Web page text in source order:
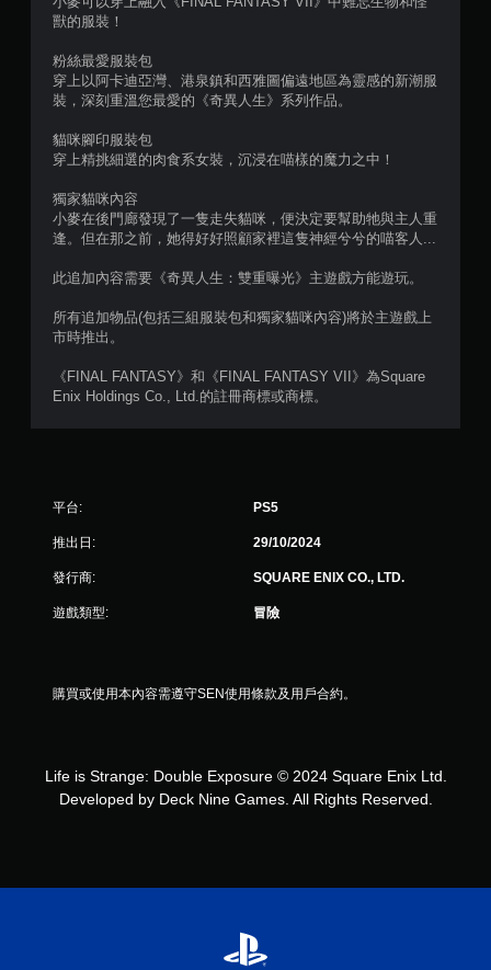
獸的服裝！
粉絲最愛服裝包
穿上以阿卡迪亞灣、港泉鎮和西雅圖偏遠地區為靈感的新潮服
裝，深刻重溫您最愛的《奇異人生》系列作品。
貓咪腳印服裝包
穿上精挑細選的肉食系女裝，沉浸在喵樣的魔力之中！
獨家貓咪內容
小麥在後門廊發現了一隻走失貓咪，便決定要幫助牠與主人重
逢。但在那之前，她得好好照顧家裡這隻神經兮兮的喵客人...
此追加內容需要《奇異人生：雙重曝光》主遊戲方能遊玩。
所有追加物品(包括三組服裝包和獨家貓咪內容)將於主遊戲上
市時推出。
《FINAL FANTASY》和《FINAL FANTASY VII》為Square
Enix Holdings Co., Ltd.的註冊商標或商標。
平台: PS5
推出日: 29/10/2024
發行商: SQUARE ENIX CO., LTD.
遊戲類型: 冒險
購買或使用本內容需遵守SEN使用條款及用戶合約。
Life is Strange: Double Exposure © 2024 Square Enix Ltd.
Developed by Deck Nine Games. All Rights Reserved.